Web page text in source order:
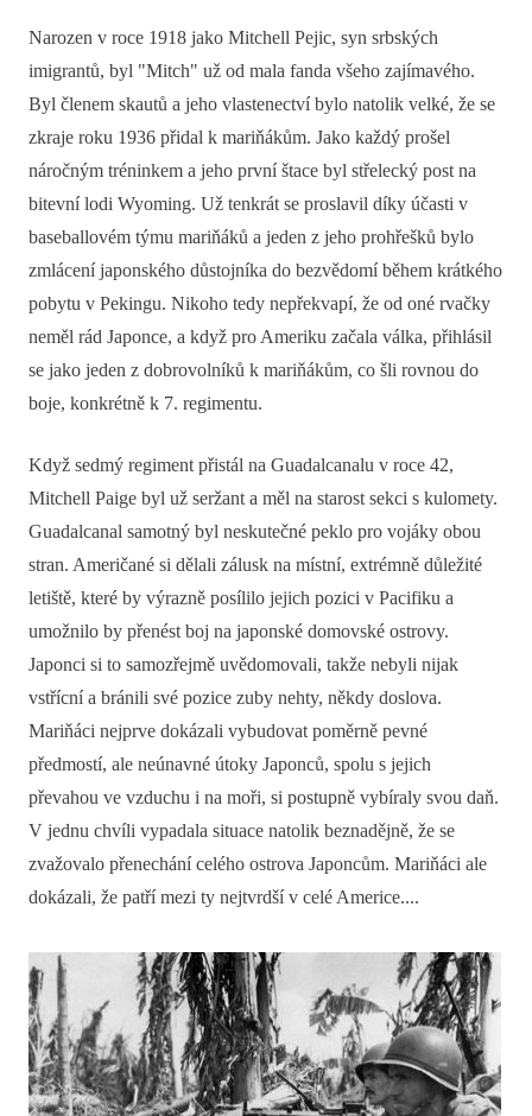
Narozen v roce 1918 jako Mitchell Pejic, syn srbských
imigrantů, byl "Mitch" už od mala fanda všeho zajímavého.
Byl členem skautů a jeho vlastenectví bylo natolik velké, že se
zkraje roku 1936 přidal k mariňákům. Jako každý prošel
náročným tréninkem a jeho první štace byl střelecký post na
bitevní lodi Wyoming. Už tenkrát se proslavil díky účasti v
baseballovém týmu mariňáků a jeden z jeho prohřešků bylo
zmlácení japonského důstojníka do bezvědomí během krátkého
pobytu v Pekingu. Nikoho tedy nepřekvapí, že od oné rvačky
neměl rád Japonce, a když pro Ameriku začala válka, přihlásil
se jako jeden z dobrovolníků k mariňákům, co šli rovnou do
boje, konkrétně k 7. regimentu.
Když sedmý regiment přistál na Guadalcanalu v roce 42,
Mitchell Paige byl už seržant a měl na starost sekci s kulomety.
Guadalcanal samotný byl neskutečné peklo pro vojáky obou
stran. Američané si dělali zálusk na místní, extrémně důležité
letiště, které by výrazně posílilo jejich pozici v Pacifiku a
umožnilo by přenést boj na japonské domovské ostrovy.
Japonci si to samozřejmě uvědomovali, takže nebyli nijak
vstřícní a bránili své pozice zuby nehty, někdy doslova.
Mariňáci nejprve dokázali vybudovat poměrně pevné
předmostí, ale neúnavné útoky Japonců, spolu s jejich
převahou ve vzduchu i na moři, si postupně vybíraly svou daň.
V jednu chvíli vypadala situace natolik beznadějně, že se
zvažovalo přenechání celého ostrova Japoncům. Mariňáci ale
dokázali, že patří mezi ty nejtvrdší v celé Americe....